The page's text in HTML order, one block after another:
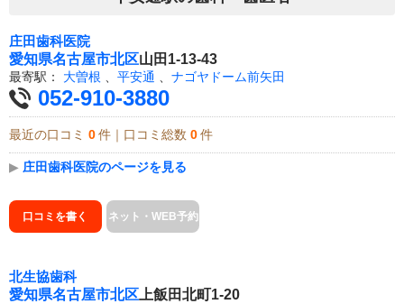
庄田歯科医院
愛知県名古屋市北区山田1-13-43
最寄駅： 大曽根 平安通 ナゴヤドーム前矢田
052-910-3880
最近の口コミ 0 件｜口コミ総数 0 件
▶ 庄田歯科医院のページを見る
口コミを書く ネット・WEB予約
北生協歯科
愛知県名古屋市北区 上飯田北町1-20